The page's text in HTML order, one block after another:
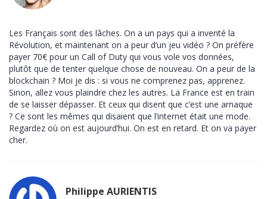
Les Français sont des lâches. On a un pays qui a inventé la
Révolution, et maintenant on a peur d’un jeu vidéo ? On préfère
payer 70€ pour un Call of Duty qui vous vole vos données,
plutôt que de tenter quelque chose de nouveau. On a peur de la
blockchain ? Moi je dis : si vous ne comprenez pas, apprenez.
Sinon, allez vous plaindre chez les autres. La France est en train
de se laisser dépasser. Et ceux qui disent que c’est une arnaque
? Ce sont les mêmes qui disaient que l’internet était une mode.
Regardez où on est aujourd’hui. On est en retard. Et on va payer
cher.
Philippe AURIENTIS